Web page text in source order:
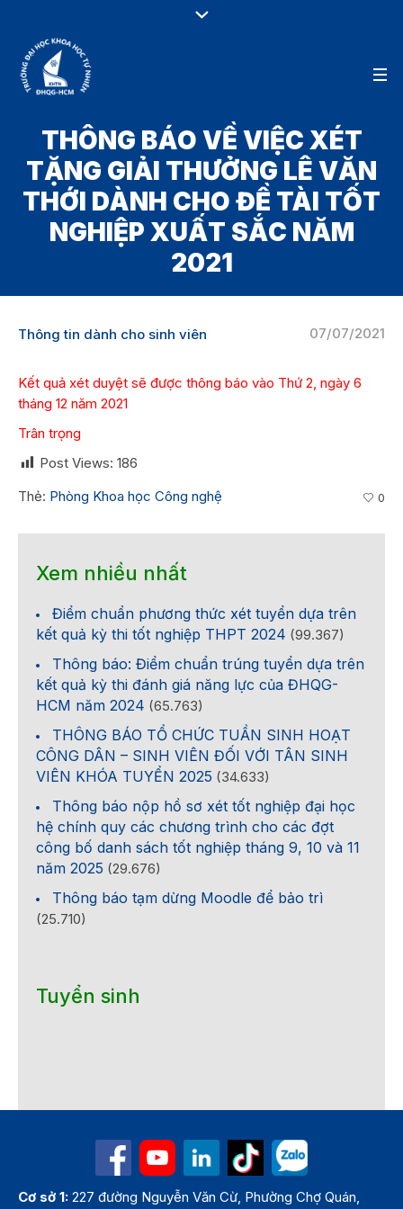
THÔNG BÁO VỀ VIỆC XÉT
TẶNG GIẢI THƯỞNG LÊ VĂN
THỚI DÀNH CHO ĐỀ TÀI TỐT
NGHIỆP XUẤT SẮC NĂM
2021
07/07/2021
Thông tin dành cho sinh viên
Kết quả xét duyệt sẽ được thông báo vào Thứ 2, ngày 6
tháng 12 năm 2021
Trân trọng
Post Views: 186
Thẻ: Phòng Khoa học Công nghệ 0
Xem nhiều nhất
Điểm chuẩn phương thức xét tuyển dựa trên
kết quả kỳ thi tốt nghiệp THPT 2024 (99.367)
Thông báo: Điểm chuẩn trúng tuyển dựa trên
kết quả kỳ thi đánh giá năng lực của ĐHQG-
HCM năm 2024 (65.763)
THÔNG BÁO TỔ CHỨC TUẦN SINH HOẠT
CÔNG DÂN – SINH VIÊN ĐỐI VỚI TÂN SINH
VIÊN KHÓA TUYỂN 2025 (34.633)
Thông báo nộp hồ sơ xét tốt nghiệp đại học
hệ chính quy các chương trình cho các đợt
công bố danh sách tốt nghiệp tháng 9, 10 và 11
năm 2025 (29.676)
Thông báo tạm dừng Moodle để bảo trì
(25.710)
Tuyển sinh
Cơ sở 1: 227 đường Nguyễn Văn Cừ, Phường Chợ Quán,